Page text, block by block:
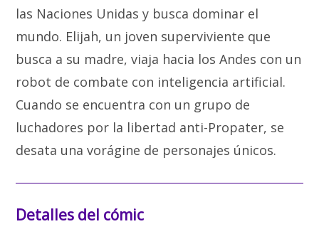
las Naciones Unidas y busca dominar el
mundo. Elijah, un joven superviviente que
busca a su madre, viaja hacia los Andes con un
robot de combate con inteligencia artificial.
Cuando se encuentra con un grupo de
luchadores por la libertad anti-Propater, se
desata una vorágine de personajes únicos.
Detalles del cómic